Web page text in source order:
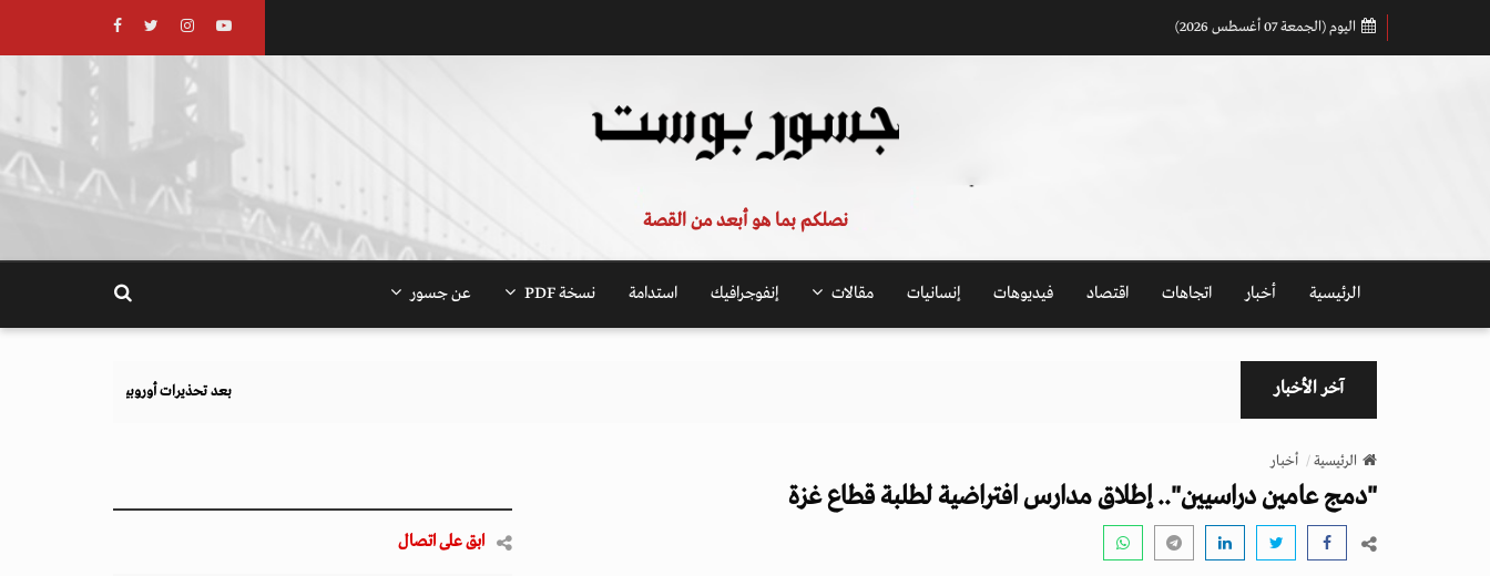
اليوم (الجمعة 07 أغسطس 2026)
نصلكم بما هو أبعد من القصة
الرئيسية أخبار اتجاهات اقتصاد فيديوهات إنسانيات مقالات إنفوجرافيك استدامة نسخة PDF عن جسور
آخر الأخبار بعد تحذيرات أوروبية.. كيف يهدد نظام الغذاء والزراعة أهداف المناخ
الرئيسية أخبار
"دمج عامين دراسيين".. إطلاق مدارس افتراضية لطلبة قطاع غزة
ابق على اتصال